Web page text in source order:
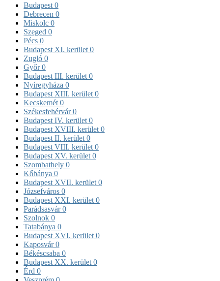
Budapest 0
Debrecen 0
Miskolc 0
Szeged 0
Pécs 0
Budapest XI. kerület 0
Zugló 0
Győr0
Budapest III. kerület 0
Nyíregyháza 0
Budapest XIII. kerület 0
Kecskemét 0
Székesfehérvár0
Budapest IV. kerület 0
Budapest XVIII. kerület 0
Budapest II. kerület 0
Budapest VIII. kerület 0
Budapest XV. kerület 0
Szombathely 0
Kőbánya 0
Budapest XVII. kerület 0
Józsefváros 0
Budapest XXI. kerület 0
Parádsasvár0
Szolnok 0
Tatabánya 0
Budapest XVI. kerület 0
Kaposvár0
Békéscsaba 0
Budapest XX. kerület 0
Érd 0